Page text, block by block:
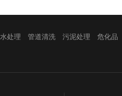
水处理 管道清洗 污泥处理 危化品